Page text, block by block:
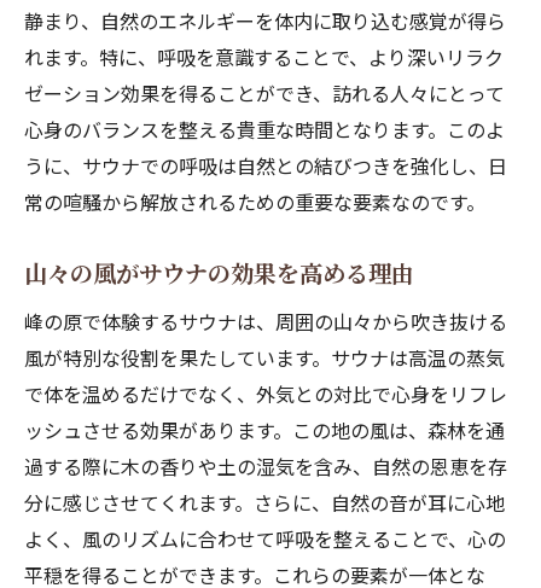
静まり、自然のエネルギーを体内に取り込む感覚が得ら
れます。特に、呼吸を意識することで、より深いリラク
ゼーション効果を得ることができ、訪れる人々にとって
心身のバランスを整える貴重な時間となります。このよ
うに、サウナでの呼吸は自然との結びつきを強化し、日
常の喧騒から解放されるための重要な要素なのです。
山々の風がサウナの効果を高める理由
峰の原で体験するサウナは、周囲の山々から吹き抜ける
風が特別な役割を果たしています。サウナは高温の蒸気
で体を温めるだけでなく、外気との対比で心身をリフレ
ッシュさせる効果があります。この地の風は、森林を通
過する際に木の香りや土の湿気を含み、自然の恩恵を存
分に感じさせてくれます。さらに、自然の音が耳に心地
よく、風のリズムに合わせて呼吸を整えることで、心の
平穏を得ることができます。これらの要素が一体とな